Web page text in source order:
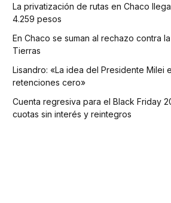
La privatización de rutas en Chaco
4.259 pesos
En Chaco se suman al rechazo contra
Tierras
Lisandro: «La idea del Presidente Milei
retenciones cero»
Cuenta regresiva para el Black Friday
cuotas sin interés y reintegros